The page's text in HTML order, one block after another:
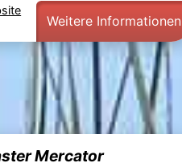
Weitere Informationen
Mercator